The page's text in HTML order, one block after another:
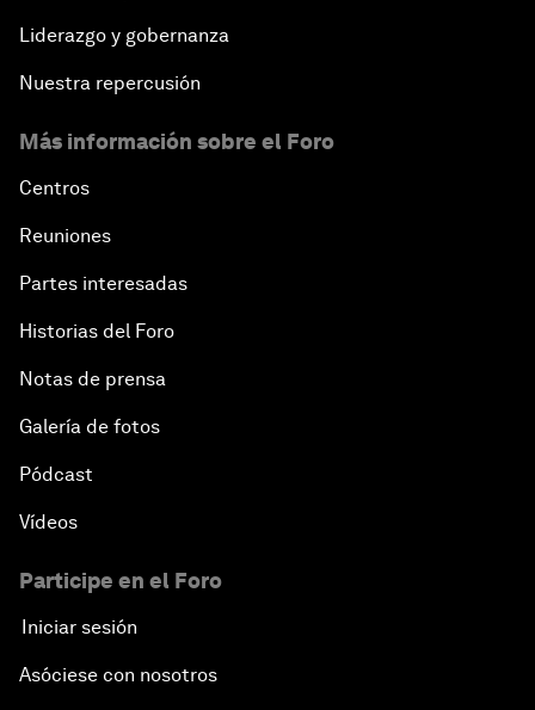
Liderazgo y gobernanza
Nuestra repercusión
Más información sobre el Foro
Centros
Reuniones
Partes interesadas
Historias del Foro
Notas de prensa
Galería de fotos
Pódcast
Vídeos
Participe en el Foro
Iniciar sesión
Asóciese con nosotros